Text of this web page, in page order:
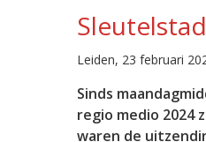
Leiden, 23 februari
Sinds
regio medio 2024
waren de